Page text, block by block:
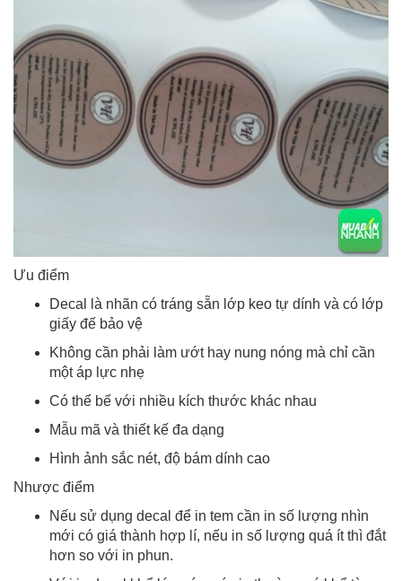
Ưu điểm
Decal là nhãn có tráng sẵn lớp keo tự dính và có lớp
giấy đế bảo vệ
Không cần phải làm ướt hay nung nóng mà chỉ cần
một áp lực nhẹ
Có thể bế với nhiều kích thước khác nhau
Mẫu mã và thiết kế đa dạng
Hình ảnh sắc nét, độ bám dính cao
Nhược điểm
Nếu sử dụng decal để in tem cần in số lượng nhìn
mới có giá thành hợp lí, nếu in số lượng quá ít thì đắt
hơn so với in phun.